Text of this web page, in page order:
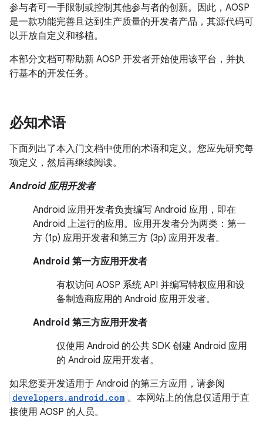
参与者可一手限制或控制其他参与者的创新。因此，AOSP
是一款功能完善且达到生产质量的开发者产品，其源代码可
以开放自定义和移植。
本部分文档可帮助新 AOSP 开发者开始使用该平台，并执
行基本的开发任务。
必知术语
下面列出了本入门文档中使用的术语和定义。您应先研究每
项定义，然后再继续阅读。
Android 应用开发者
Android 应用开发者负责编写 Android 应用，即在
Android 上运行的应用。应用开发者分为两类：第一
方 (1p) 应用开发者和第三方 (3p) 应用开发者。
Android 第一方应用开发者
有权访问 AOSP 系统 API 并编写特权应用和设
备制造商应用的 Android 应用开发者。
Android 第三方应用开发者
仅使用 Android 的公共 SDK 创建 Android 应用
的 Android 应用开发者。
如果您要开发适用于 Android 的第三方应用，请参阅
developers.android.com 。本网站上的信息仅适用于直
接使用 AOSP 的人员。